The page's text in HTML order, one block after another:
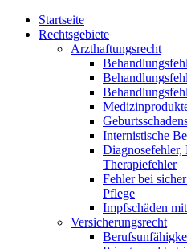
Startseite
Rechtsgebiete
Arzthaftungsrecht
Internistische
Diagnosefehler,
Therapiefehler
Fehler bei
Pflege
Impfschäden
Versicherungsrecht